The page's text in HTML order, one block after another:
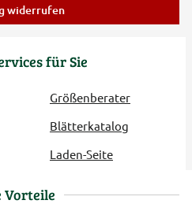
für Sie
Größenberater
Blätterkatalog
Laden-Seite
widerrufen
Vorteile